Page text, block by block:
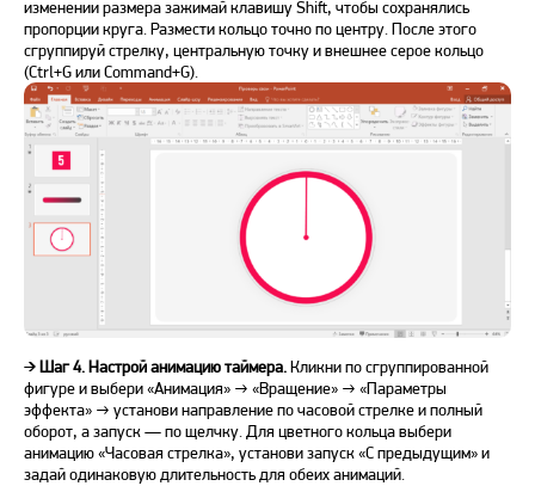
изменении размера зажимай клавишу Shift, чтобы сохранялись
пропорции круга. Размести кольцо точно по центру. После этого
сгруппируй стрелку, центральную точку и внешнее серое кольцо
(Ctrl+G или Command+G).
➔Шаг 4. Настрой анимацию таймера.Кликни по сгруппированной
фигуре и выбери «Анимация» → «Вращение» → «Параметры
эффекта» → установи направление по часовой стрелке и полный
оборот, а запуск — по щелчку. Для цветного кольца выбери
анимацию «Часовая стрелка», установи запуск «С предыдущим» и
задай одинаковую длительность для обеих анимаций.